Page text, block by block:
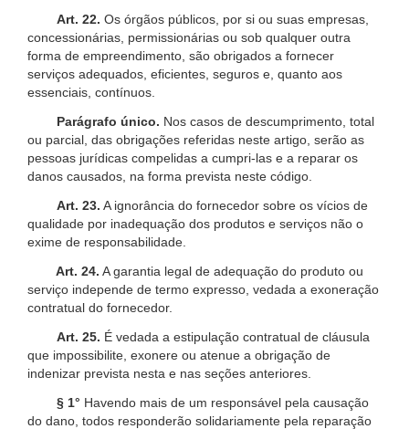
Art. 22. Os órgãos públicos, por si ou suas empresas,
concessionárias, permissionárias ou sob qualquer outra
forma de empreendimento, são obrigados a fornecer
serviços adequados, eficientes, seguros e, quanto aos
essenciais, contínuos.
Parágrafo único. Nos casos de descumprimento, total
ou parcial, das obrigações referidas neste artigo, serão as
pessoas jurídicas compelidas a cumpri-las e a reparar os
danos causados, na forma prevista neste código.
Art. 23. A ignorância do fornecedor sobre os vícios de
qualidade por inadequação dos produtos e serviços não o
exime de responsabilidade.
Art. 24. A garantia legal de adequação do produto ou
serviço independe de termo expresso, vedada a exoneração
contratual do fornecedor.
Art. 25. É vedada a estipulação contratual de cláusula
que impossibilite, exonere ou atenue a obrigação de
indenizar prevista nesta e nas seções anteriores.
§ 1° Havendo mais de um responsável pela causação
do dano, todos responderão solidariamente pela reparação